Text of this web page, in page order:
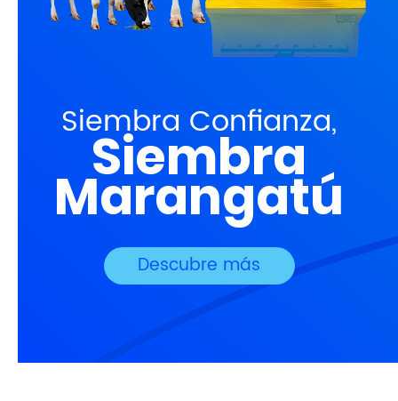
Siembra Confianza,
Siembra
Marangatú
Descubre más